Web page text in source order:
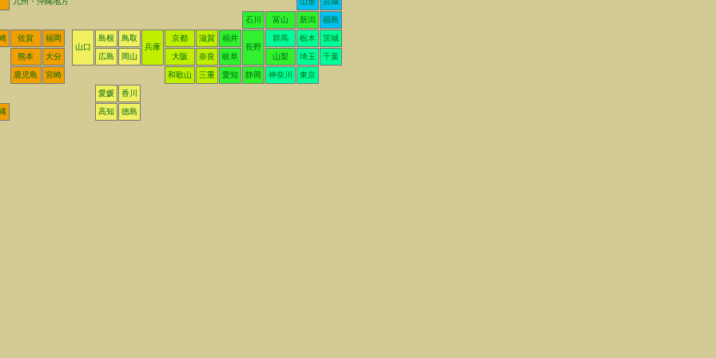
石川 富山 新潟 福島
佐賀
福岡
山口
島根
鳥取
兵庫
京都 滋賀
福井
長野
群馬 栃木 茨城
熊本 大分 広島 岡山 大阪 奈良 岐阜 山梨 埼玉 千葉
鹿児島 宮崎 和歌山 三重 愛知 静岡 神奈川 東京
愛媛 香川
高知 徳島